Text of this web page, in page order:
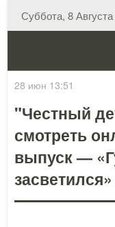
Суббота, 8
28 июн 13:51
"Честный
смотреть
выпуск —
засветился»